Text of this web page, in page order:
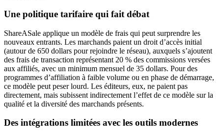
Une politique tarifaire qui fait débat
ShareASale applique un modèle de frais qui peut surprendre les
nouveaux entrants. Les marchands paient un droit d’accès initial
(autour de 650 dollars pour rejoindre le réseau), auxquels s’ajoutent
des frais de transaction représentant 20 % des commissions versées
aux affiliés, avec un minimum mensuel de 35 dollars. Pour des
programmes d’affiliation à faible volume ou en phase de démarrage,
ce modèle peut peser lourd. Les éditeurs, eux, ne paient pas
directement, mais subissent indirectement l’effet de ce modèle sur la
qualité et la diversité des marchands présents.
Des intégrations limitées avec les outils modernes